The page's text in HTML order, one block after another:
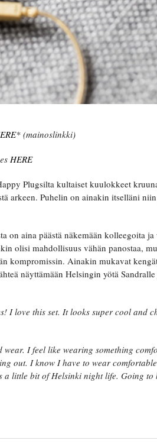
* (mainoslinkki)
HERE
Plugsilta kultaiset kuulokkeet
arkeen. Puhelin on ainakin itselläni
on aina päästä näkemään kolleegoita ja
olisi mahdollisuus vähän panostaa,
kompromissin. Ainakin mukavat
näyttämään Helsingin yötä
I love this set. It looks super cool and
I feel like wearing something
out. I know I have to wear
a little bit of Helsinki night life. Going to